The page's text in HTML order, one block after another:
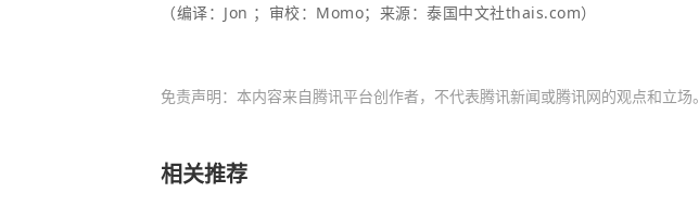
（编译：Jon ；审校：Momo；来源：泰国中文社thais.com）
免责声明：本内容来自腾讯平台创作者，不代表腾讯新闻或腾讯网的观点和立场。
相关推荐